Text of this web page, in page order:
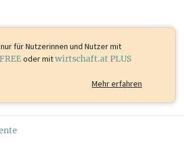
nur für Nutzerinnen und Nutzer mit
oder mitwirtschaft.at PLUS
Mehr erfahren